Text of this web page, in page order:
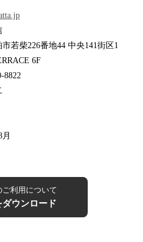
若柴226番地44 中央141街区1
6F
8822
ご利用について
ダウンロード